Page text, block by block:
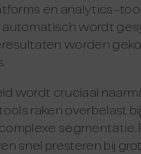
en analytics-
wordt
worden
wordt cruciaal
raken overbelast
segmentatie.
snel presteren bij